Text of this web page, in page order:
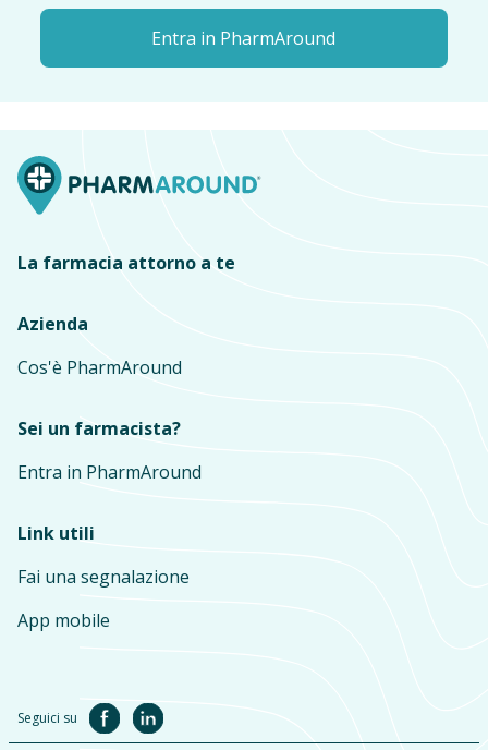
Entra in PharmAround
La farmacia attorno a te
Azienda
Cos'è PharmAround
Sei un farmacista?
Entra in PharmAround
Link utili
Fai una segnalazione
App mobile
Seguici su